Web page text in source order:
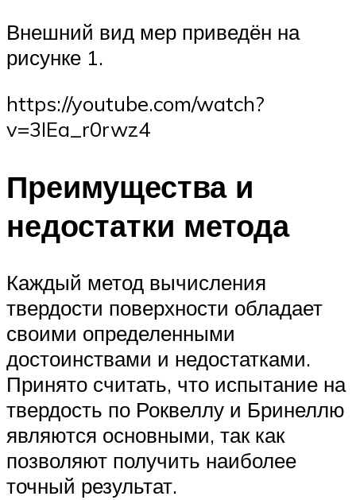
Внешний вид мер приведён на
рисунке 1.
https://youtube.com/watch?
v=3IEa_r0rwz4
Преимущества и
недостатки метода
Каждый метод вычисления
твердости поверхности обладает
своими определенными
достоинствами и недостатками.
Принято считать, что испытание на
твердость по Роквеллу и Бринеллю
являются основными, так как
позволяют получить наиболее
точный результат.